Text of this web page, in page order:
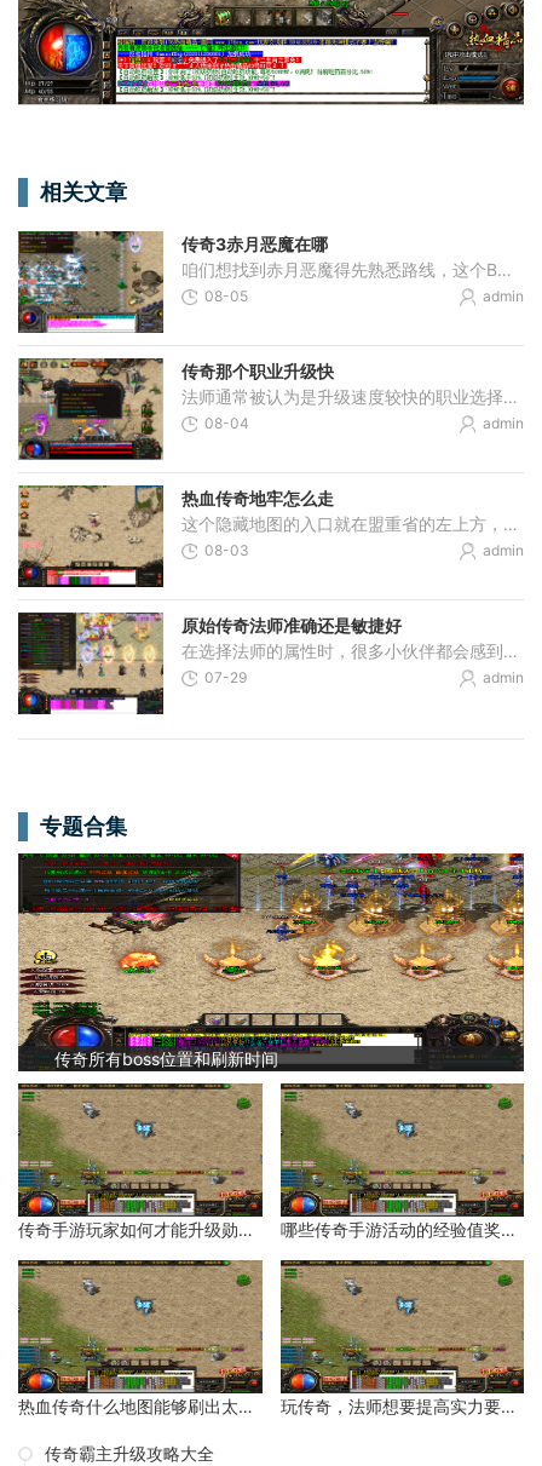
相关文章
传奇3赤月恶魔在哪
咱们想找到赤月恶魔得先熟悉路线，这个BOSS藏在赤月峡谷深处。从盟重土城出发，记得选对传送点。一定要传送到赤月峡谷北部，这里才是唯一正确的入口方向。东边和西边峡谷可都到
08-05 admin
传奇那个职业升级快
法师通常被认为是升级速度较快的职业选择，这主要得益于其强大的群体攻击技能和远程输出能力。法师的核心优势在于火墙、爆裂火焰等范围伤害技能，这些技能可以在短时间内对大
08-04 admin
热血传奇地牢怎么走
这个隐藏地图的入口就在盟重省的左上方，小伙伴们到达坐标附近就能看到洞口。对于刚来探险的朋友们来说，地牢不仅是个升级宝地，更是通往死亡棺材等深层区域的必经之路。别看
08-03 admin
原始传奇法师准确还是敏捷好
在选择法师的属性时，很多小伙伴都会感到有些纠结。法师本身是一个依靠远程魔法输出和范围伤害的职业，在队伍中扮演着重要的火力支援角色。在确定属性优先级时，要考虑到法师
07-29 admin
专题合集
传奇所有boss位置和刷新时间
传奇手游玩家如何才能升级勋章等级？ 哪些传奇手游活动的经验值奖励比较多？
热血传奇什么地图能够刷出太阳水？ 玩传奇，法师想要提高实力要如何操作呢？
传奇霸主升级攻略大全